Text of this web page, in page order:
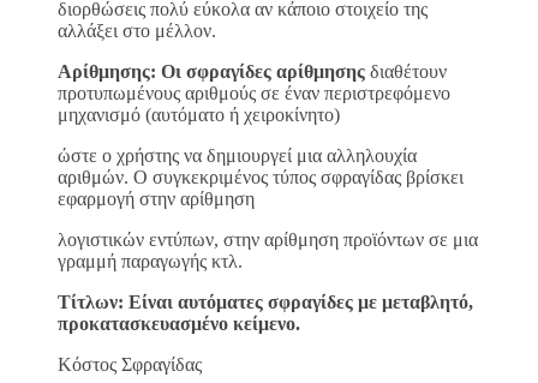
διορθώσεις πολύ εύκολα αν κάποιο στοιχείο της
αλλάξει στο μέλλον.
Αρίθμησης: Οι σφραγίδες αρίθμησης διαθέτουν
προτυπωμένους αριθμούς σε έναν περιστρεφόμενο
μηχανισμό (αυτόματο ή χειροκίνητο)
ώστε ο χρήστης να δημιουργεί μια αλληλουχία
αριθμών. Ο συγκεκριμένος τύπος σφραγίδας βρίσκει
εφαρμογή στην αρίθμηση
λογιστικών εντύπων, στην αρίθμηση προϊόντων σε μια
γραμμή παραγωγής κτλ.
Τίτλων: Είναι αυτόματες σφραγίδες με μεταβλητό,
προκατασκευασμένο κείμενο.
Κόστος Σφραγίδας